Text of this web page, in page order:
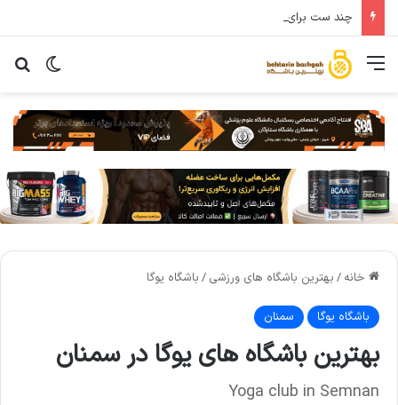
چند ست برای عضله سازی باید انجام دهید؟تحقیقات پاسخ میدهند
خانه / بهترین باشگاه های ورزشی / باشگاه یوگا
باشگاه یوگا سمنان
بهترین باشگاه های یوگا در سمنان
Yoga club in Semnan